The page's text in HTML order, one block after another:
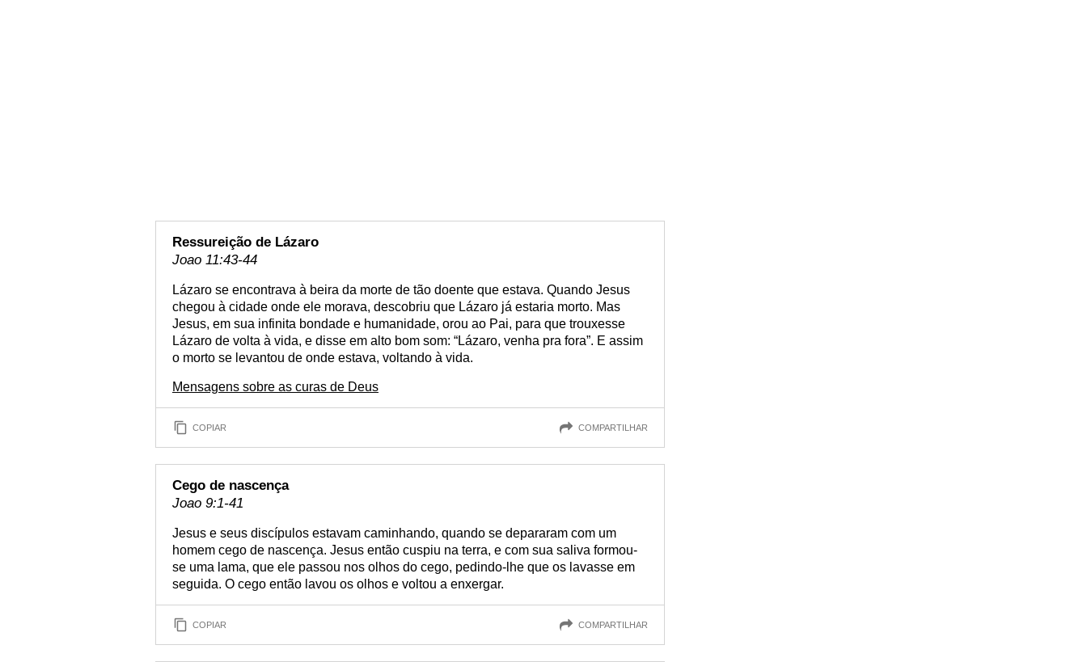
Ressureição de Lázaro
Joao 11:43-44
Lázaro se encontrava à beira da morte de tão doente que estava. Quando Jesus
chegou à cidade onde ele morava, descobriu que Lázaro já estaria morto. Mas
Jesus, em sua infinita bondade e humanidade, orou ao Pai, para que trouxesse
Lázaro de volta à vida, e disse em alto bom som: “Lázaro, venha pra fora”. E assim
o morto se levantou de onde estava, voltando à vida.
Mensagens sobre as curas de Deus
COPIAR COMPARTILHAR
Cego de nascença
Joao 9:1-41
Jesus e seus discípulos estavam caminhando, quando se depararam com um
homem cego de nascença. Jesus então cuspiu na terra, e com sua saliva formou-
se uma lama, que ele passou nos olhos do cego, pedindo-lhe que os lavasse em
seguida. O cego então lavou os olhos e voltou a enxergar.
COPIAR COMPARTILHAR